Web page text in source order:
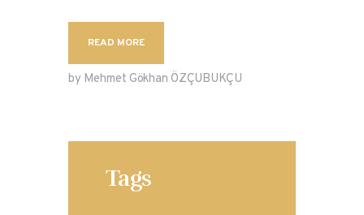
READ MORE
by Mehmet Gökhan ÖZÇUBUKÇU
Tags